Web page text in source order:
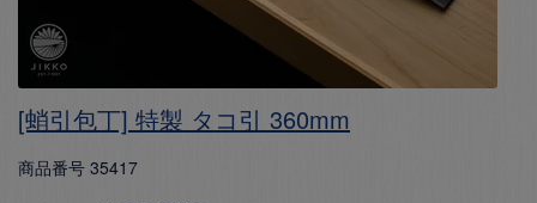
[蛸引包丁] 特製 タコ引 360mm
商品番号 35417